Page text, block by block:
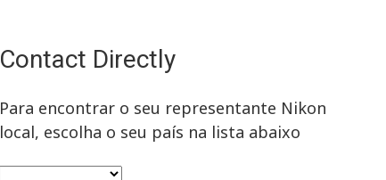
Contact Directly
Para encontrar o seu representante Nikon
local, escolha o seu país na lista abaixo